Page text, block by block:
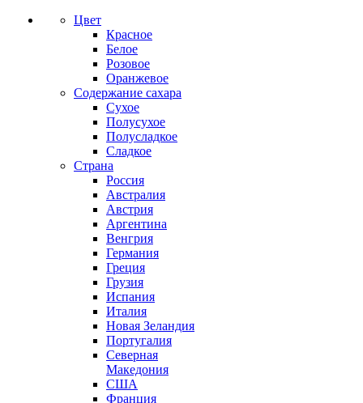
Цвет
Красное
Белое
Розовое
Оранжевое
Содержание сахара
Сухое
Полусухое
Полусладкое
Сладкое
Страна
Россия
Австралия
Австрия
Аргентина
Венгрия
Германия
Греция
Грузия
Испания
Италия
Новая Зеландия
Португалия
Северная
Македония
США
Франция